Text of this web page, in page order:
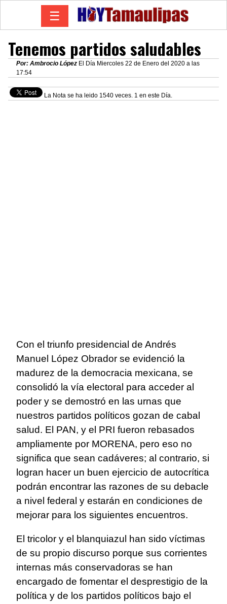
☰
Tenemos partidos saludables
Por: Ambrocio López El Día Miercoles 22 de Enero del 2020 a las
17:54
La Nota se ha leido 1540 veces. 1 en este Día.
Con el triunfo presidencial de Andrés
Manuel López Obrador se evidenció la
madurez de la democracia mexicana, se
consolidó la vía electoral para acceder al
poder y se demostró en las urnas que
nuestros partidos políticos gozan de cabal
salud. El PAN, y el PRI fueron rebasados
ampliamente por MORENA, pero eso no
significa que sean cadáveres; al contrario, si
logran hacer un buen ejercicio de autocrítica
podrán encontrar las razones de su debacle
a nivel federal y estarán en condiciones de
mejorar para los siguientes encuentros.
El tricolor y el blanquiazul han sido víctimas
de su propio discurso porque sus corrientes
internas más conservadoras se han
encargado de fomentar el desprestigio de la
política y de los partidos políticos bajo el